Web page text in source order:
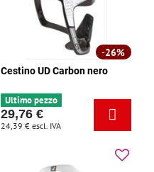
26%
Cestino UD Carbon nero
Ultimo pezzo
29,76 €
24,39 € escl. IVA